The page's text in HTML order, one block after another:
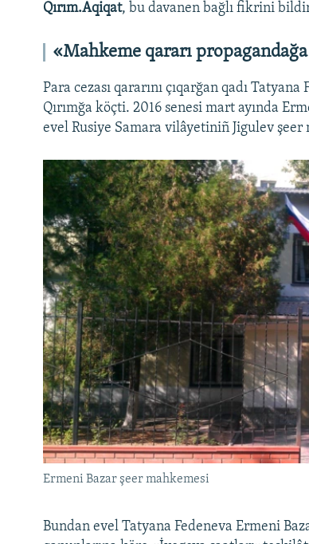
Qırım.Aqiqat, bu davanen bağlı fikrini
«Mahkeme qararı
Para cezası qararını çıqarğan qadı
Qırımğa köçti. 2016 senesi mart ayında
evel Rusiye Samara vilâyetiniñ Jigulev şeer
Ermeni Bazar şeer mahkemesi
Bundan evel Tatyana Fedeneva Ermeni